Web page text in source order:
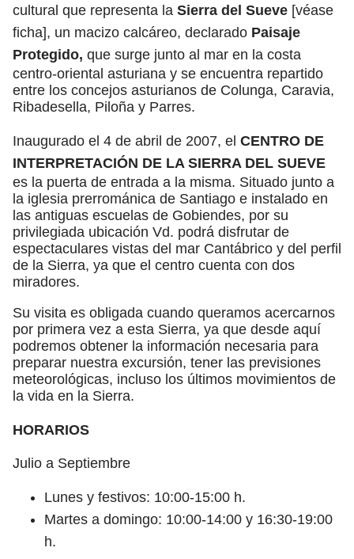
cultural que representa la Sierra del Sueve [véase
ficha], un macizo calcáreo, declarado Paisaje
Protegido, que surge junto al mar en la costa
centro-oriental asturiana y se encuentra repartido
entre los concejos asturianos de Colunga, Caravia,
Ribadesella, Piloña y Parres.
Inaugurado el 4 de abril de 2007, el CENTRO DE
INTERPRETACIÓN DE LA SIERRA DEL SUEVE
es la puerta de entrada a la misma. Situado junto a
la iglesia prerrománica de Santiago e instalado en
las antiguas escuelas de Gobiendes, por su
privilegiada ubicación Vd. podrá disfrutar de
espectaculares vistas del mar Cantábrico y del perfil
de la Sierra, ya que el centro cuenta con dos
miradores.
Su visita es obligada cuando queramos acercarnos
por primera vez a esta Sierra, ya que desde aquí
podremos obtener la información necesaria para
preparar nuestra excursión, tener las previsiones
meteorológicas, incluso los últimos movimientos de
la vida en la Sierra.
HORARIOS
Julio a Septiembre
Lunes y festivos: 10:00-15:00 h.
Martes a domingo: 10:00-14:00 y 16:30-19:00
h.